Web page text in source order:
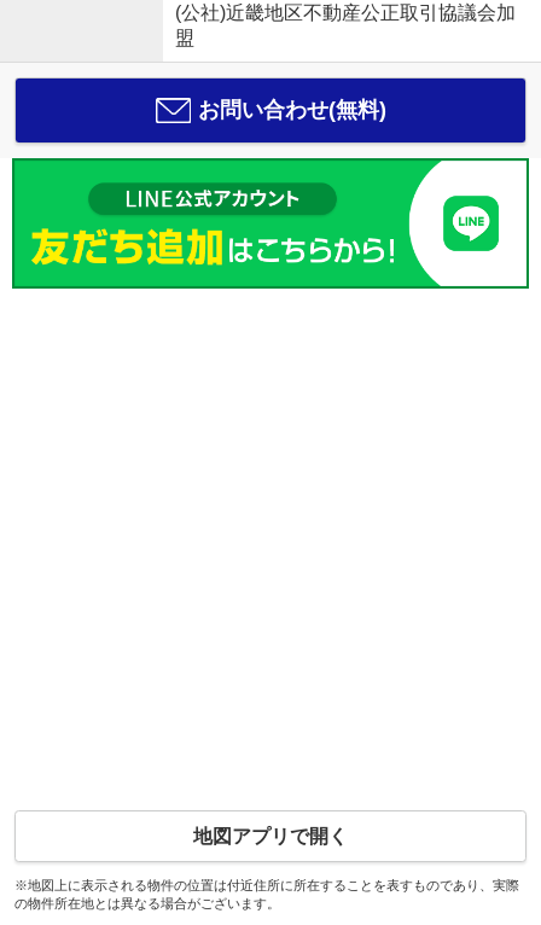
(公社)近畿地区不動産公正取引協議会加
盟
お問い合わせ(無料)
地図アプリで開く
※地図上に表示される物件の位置は付近住所に所在することを表すものであり、実際
の物件所在地とは異なる場合がございます。